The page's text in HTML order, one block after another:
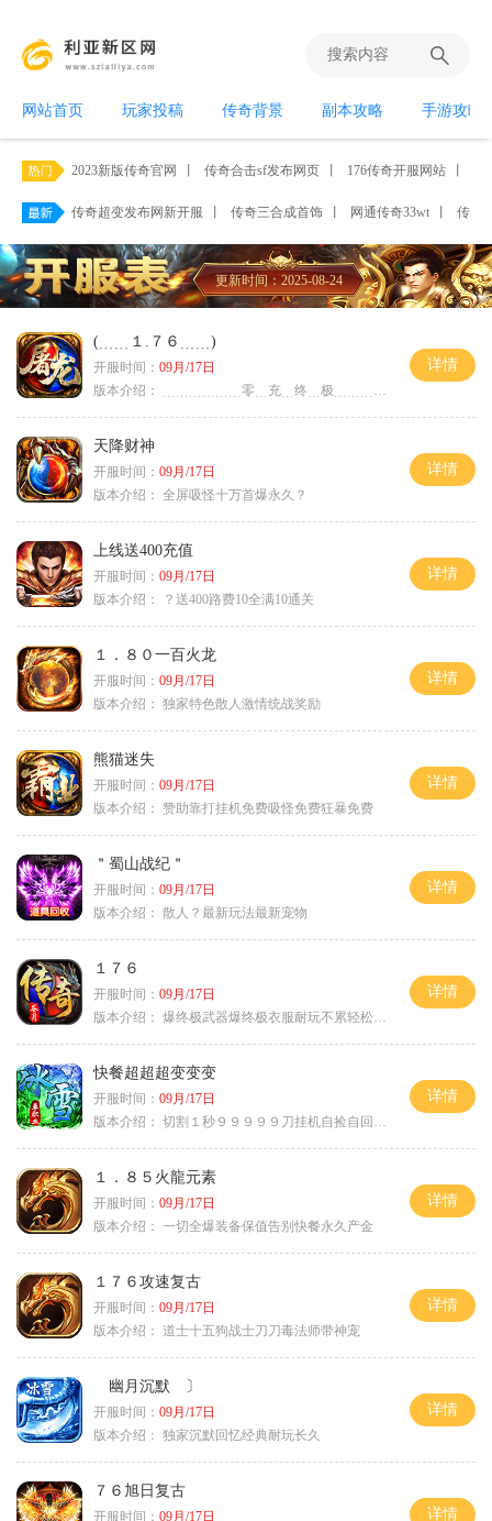
网站首页 玩家投稿 传奇背景 副本攻略 手游攻略
2023新版传奇官网 传奇合击sf发布网页 176传奇开服网站
传奇超变发布网新开服 传奇三合成首饰 网通传奇33wt 传奇
更新时间：2025-08-24
(﹍﹍１.７６﹍﹍)
开服时间： 09月/17日
版本介绍：
﹍﹍﹍﹍﹍﹍零﹍充﹍终﹍极﹍﹍﹍﹍﹍﹍〉
详情
天降财神
开服时间： 09月/17日
版本介绍： 全屏吸怪十万首爆永久？
详情
上线送400充值
开服时间： 09月/17日
版本介绍：
？送400路费10全满10通关
详情
１．８０一百火龙
开服时间： 09月/17日
版本介绍： 独家特色散人激情统战奖励
详情
熊猫迷失
开服时间： 09月/17日
版本介绍： 赞助靠打挂机免费吸怪免费狂暴免费
详情
＂蜀山战纪＂
开服时间： 09月/17日
版本介绍： 散人？最新玩法最新宠物
详情
１７６
开服时间： 09月/17日
版本介绍： 爆终极武器爆终极衣服耐玩不累轻松满级
详情
快餐超超超变变变
开服时间： 09月/17日
版本介绍： 切割１秒９９９９９刀挂机自捡自回０血不
详情
１．８５火龍元素
开服时间： 09月/17日
版本介绍： 一切全爆装备保值告别快餐永久产金
详情
１７６攻速复古
开服时间： 09月/17日
版本介绍： 道士十五狗战士刀刀毒法师带神宠
详情
幽月沉默 〕
开服时间： 09月/17日
版本介绍： 独家沉默回忆经典耐玩长久
详情
７６旭日复古
开服时间： 09月/17日
详情